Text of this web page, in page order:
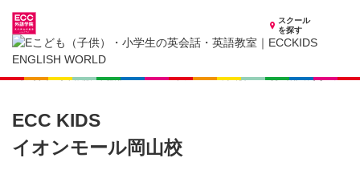
スクール
を探す
岡山県の子供英会話・英語教室
子供（小学生）英会話・英語教室 ECCKIDS イオンモール岡山校
生徒・保護者さまの声
ECC KIDS
イオンモール岡山校